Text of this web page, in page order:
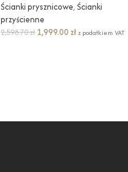
Ścianki prysznicowe, Ścianki
przyścienne
2,598.70zł 1,999.00 zł z podatkiem VAT